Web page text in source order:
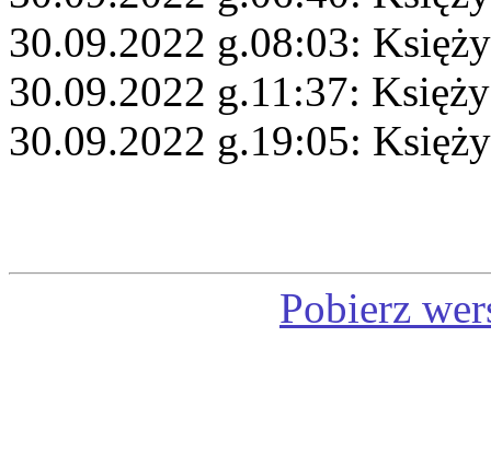
30.09.2022 g.08:03:
30.09.2022 g.11:37:
30.09.2022 g.19:05:
Pobierz